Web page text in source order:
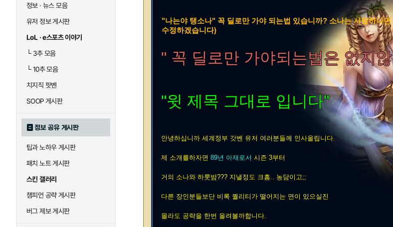
정보 · 뉴스 모음
유저 정보 게시판
LoL · e스포츠 이야기
└3추 모음
└10추 모음
치지직 팟벤
SOOP 게시판
정보 공유 게시판
팁과 노하우 게시판
패치 노트 게시판
스킨 갤러리
챔피언 공략 게시판
버그 제보 게시판
"나는야 탱소나" 꼭 딜로만 가야 되는법 있습니까? 소나는 사랑하나
수정하겠습니다)
-
" 꼭 딜로만 가야되는법은 없지
"윗 제목 그대로 입니다"
안녕하십니까 세계정부 갓벤 유저 여러분들께 인사올립니다.
제 소개를하자면 89년 아재로서 시즌 3부터
거의 소나와 하룻밤??? 지낼정도 크흠.. 농담이고;;
다른 장인분들보단 비록 퀄리티가 떨어지는 면이 있으실진
몰라도 공략을 한번 올려볼까합니다.